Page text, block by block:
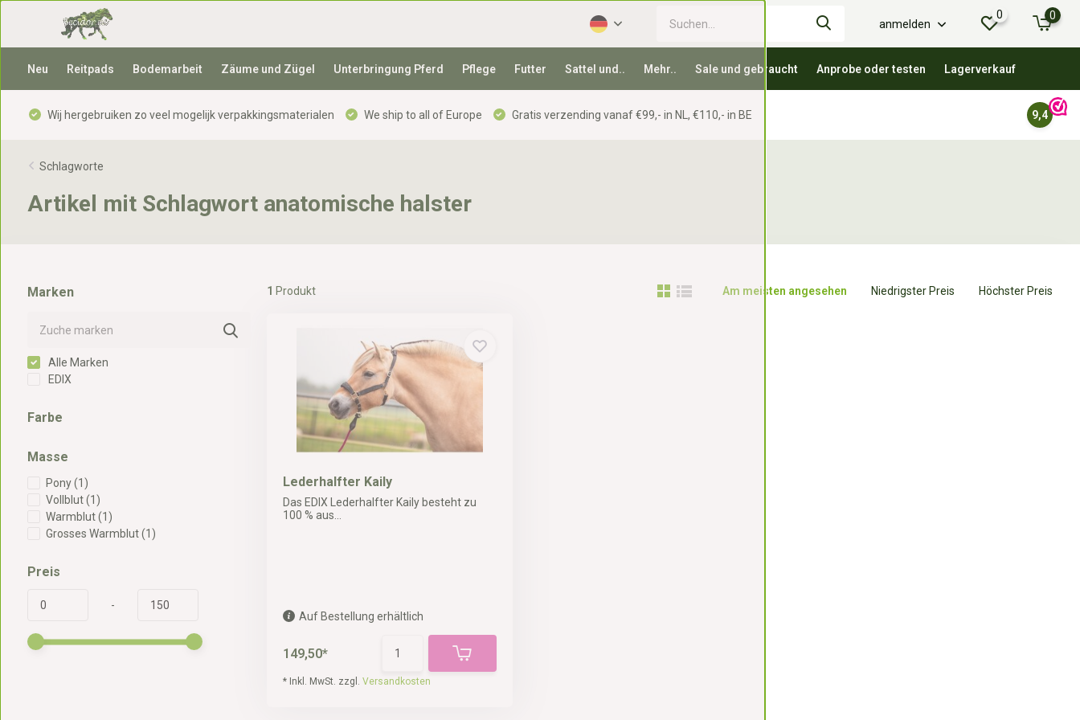
anmelden
0 0
Neu Reitpads Bodemarbeit Zäume und Zügel Unterbringung Pferd Pflege Futter Sattel und.. Mehr.. Sale und gebraucht Anprobe oder testen Lagerverkauf
Wij hergebruiken zo veel mogelijk verpakkingsmaterialen We ship to all of Europe Gratis verzending vanaf €99,- in NL, €110,- in BE 9,4
Schlagworte
Artikel mit Schlagwort anatomische halster
Marken
Alle Marken
EDIX
Farbe
Masse
Pony(1)
Vollblut(1)
Warmblut(1)
Grosses Warmblut(1)
Preis
-
1 Produkt Am meisten angesehen Niedrigster Preis Höchster Preis
Lederhalfter Kaily
Das EDIX Lederhalfter Kaily besteht zu
100 % aus...
Auf Bestellung erhältlich
149,50*
* Inkl. MwSt. zzgl. Versandkosten